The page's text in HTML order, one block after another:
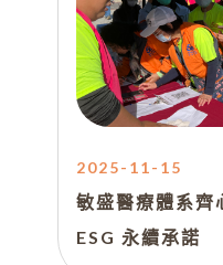
2025-11-15
敏盛醫療體系齊
ESG 永續承諾